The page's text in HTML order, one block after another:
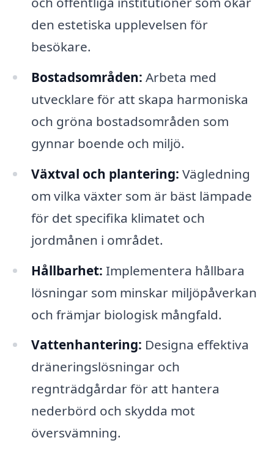
den estetiska upplevelsen för
besökare.
Bostadsområden: Arbeta med
utvecklare för att skapa harmoniska
och gröna bostadsområden som
gynnar boende och miljö.
Växtval och plantering: Vägledning
om vilka växter som är bäst lämpade
för det specifika klimatet och
jordmånen i området.
Hållbarhet: Implementera hållbara
lösningar som minskar miljöpåverkan
och främjar biologisk mångfald.
Vattenhantering: Designa effektiva
dräneringslösningar och
regnträdgårdar för att hantera
nederbörd och skydda mot
översvämning.